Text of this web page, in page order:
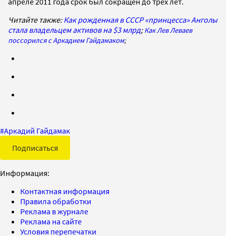
Читайте также:Как рожденная в СССР «принцесса» Анголы
стала владельцем активов на $3 млрд;Как Лев Леваев
поссорился с Аркадием Гайдамаком;
#Аркадий Гайдамак
Подписаться
Информация:
Контактная информация
Правила обработки
Реклама в журнале
Реклама на сайте
Условия перепечатки